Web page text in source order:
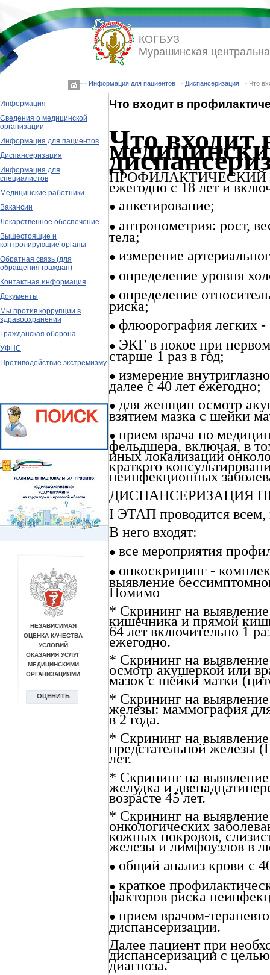
◦ ◦ Информация для пациентов ◦ Диспансеризация ◦ Что
КОГБУЗ
Мурашинская
Информация
Сведения о медицинской
организации
Информация для пациентов
Диспансеризация
Информация для
специалистов
Медицинские работники
Вакансии
Лекарственное обеспечение
Вышестоящие и
контролирующие органы
Обратная связь (для
обращения граждан)
Контактная информация
Документы
Мы против коррупции в
здравоохранении
Гражданская оборона
УФНС
Противодействие экстремизму
Что входит в
Что входит
ПРОФИЛАКТИЧЕСКИЙ
ежегодно с 18 лет и
● анкетирование;
● антропометрия: рост,
тела;
● измерение
● определение уровня
● определение
риска;
● флюорография легких -
● ЭКГ в покое при
старше 1 раз в год;
● измерение
далее с 40 лет ежегодно;
● для женщин осмотр
взятием мазка с шейки
● прием врача по
фельдшера, включая, в
иных локализаций
краткого
неинфекционных
ДИСПАНСЕРИЗАЦИЯ
I ЭТАП проводится всем,
В него входят:
● все мероприятия
● онкоскрининг -
выявление
Помимо
* Скрининг на выявление
кишечника и прямой
64 лет включительно 1
ежегодно.
* Скрининг на
осмотр акушеркой или
мазок с шейки матки
* Скрининг на
железы: маммография
в 2 года.
* Скрининг на выявление
предстательной железы
лет.
* Скрининг на
желудка и
возрасте 45 лет.
* Скрининг на
онкологических
кожных покровов,
железы и лимфоузлов в
● общий анализ крови с
● краткое
факторов риска
● прием врачом-
диспансеризации.
Далее пациент при
диспансеризации с
диагноза.